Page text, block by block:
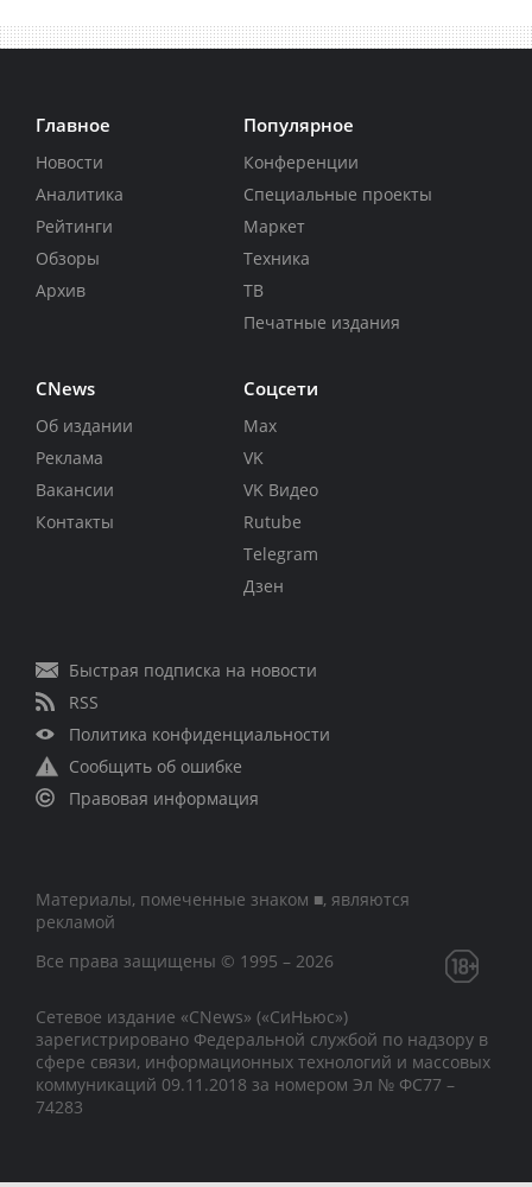
Главное
Новости
Аналитика
Рейтинги
Обзоры
Архив
Популярное
Конференции
Специальные проекты
Маркет
Техника
ТВ
Печатные издания
CNews
Об издании
Реклама
Вакансии
Контакты
Соцсети
Max
VK
VK Видео
Rutube
Telegram
Дзен
Быстрая подписка на новости
RSS
Политика конфиденциальности
Сообщить об ошибке
Правовая информация
Материалы, помеченные знаком ■, являются
рекламой
Все права защищены © 1995 – 2026
Сетевое издание «CNews» («СиНьюс»)
зарегистрировано Федеральной службой по надзору в
сфере связи, информационных технологий и массовых
коммуникаций 09.11.2018 за номером Эл № ФС77 –
74283